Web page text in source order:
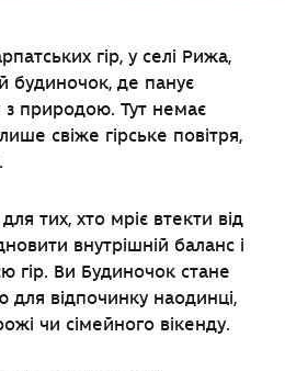
гір, у селі Рижа,
будиночок, де панує
з природою. Тут немає
свіже гірське повітря,
тих, хто мріє втекти від
внутрішній баланс і
гір. Ви Будиночок стане
для відпочинку наодинці,
чи сімейного вікенду.